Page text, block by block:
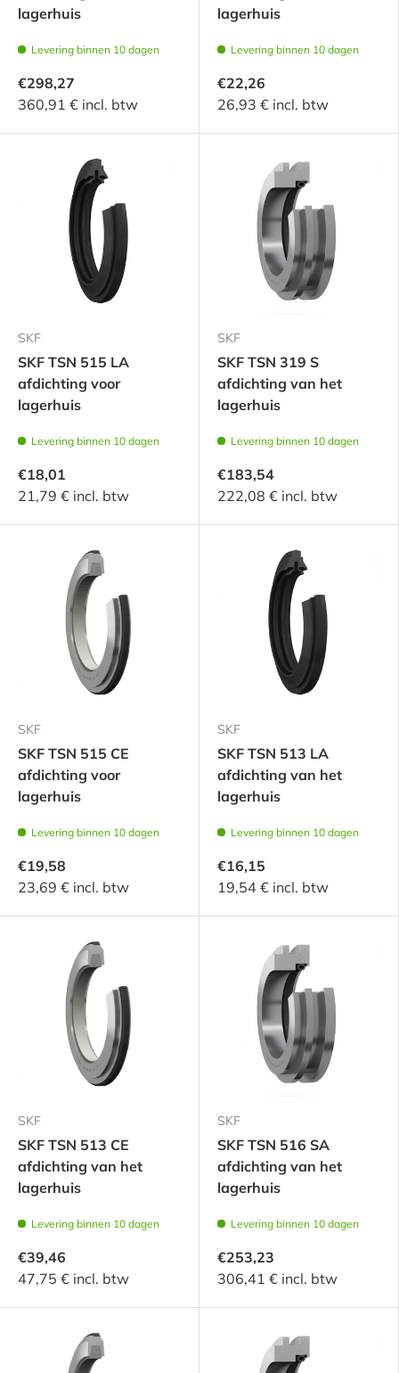
lagerhuis
Levering binnen 10 dagen
€298,27
360,91 € incl. btw
lagerhuis
Levering binnen 10 dagen
€22,26
26,93 € incl. btw
SKF
SKF TSN 515 LA
afdichting voor
lagerhuis
Levering binnen 10 dagen
€18,01
21,79 € incl. btw
SKF
SKF TSN 319 S
afdichting van het
lagerhuis
Levering binnen 10 dagen
€183,54
222,08 € incl. btw
SKF
SKF TSN 515 CE
afdichting voor
lagerhuis
Levering binnen 10 dagen
€19,58
23,69 € incl. btw
SKF
SKF TSN 513 LA
afdichting van het
lagerhuis
Levering binnen 10 dagen
€16,15
19,54 € incl. btw
SKF
SKF TSN 513 CE
afdichting van het
lagerhuis
Levering binnen 10 dagen
€39,46
47,75 € incl. btw
SKF
SKF TSN 516 SA
afdichting van het
lagerhuis
Levering binnen 10 dagen
€253,23
306,41 € incl. btw